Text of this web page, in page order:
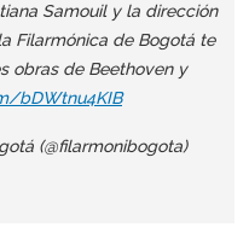
Samouil y la dirección
Filarmónica de Bogotá te
obras de Beethoven y
bDWtnu4KIB
(@filarmonibogota)